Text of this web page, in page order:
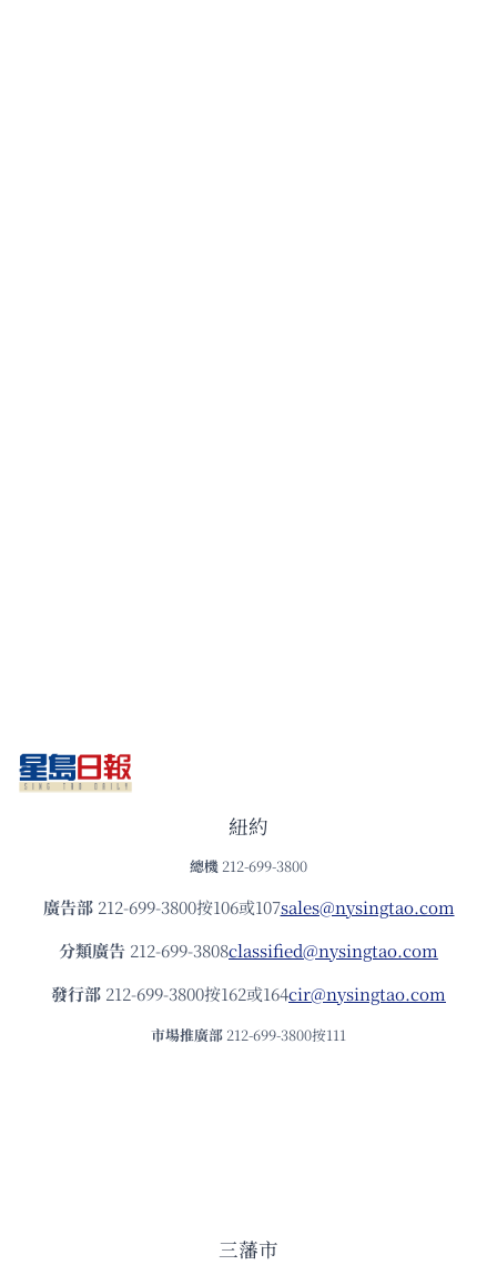
紐約
總機 212-699-3800
廣告部212-699-3800按106或107sales@nysingtao.com
分類廣告 212-699-3808classified@nysingtao.com
發⾏部 212-699-3800按162或164cir@nysingtao.com
市場推廣部 212-699-3800按111
三藩市